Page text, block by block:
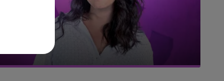
Le week-end Champagne FM